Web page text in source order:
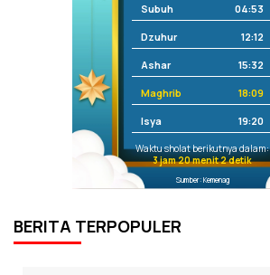
Subuh 04:53
Dzuhur 12:12
Ashar 15:32
Maghrib 18:09
Isya 19:20
Waktu sholat berikutnya dalam:
3 jam 20 menit 2 detik
Sumber: Kemenag
BERITA TERPOPULER